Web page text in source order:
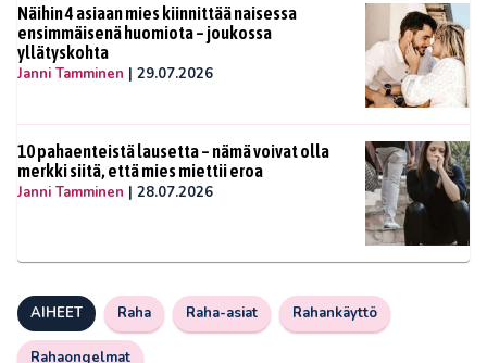
Näihin 4 asiaan mies kiinnittää naisessa
ensimmäisenä huomiota – joukossa
yllätyskohta
Janni Tamminen | 29.07.2026
10 pahaenteistä lausetta – nämä voivat olla
merkki siitä, että mies miettii eroa
Janni Tamminen | 28.07.2026
AIHEET Raha Raha-asiat Rahankäyttö
Rahaongelmat